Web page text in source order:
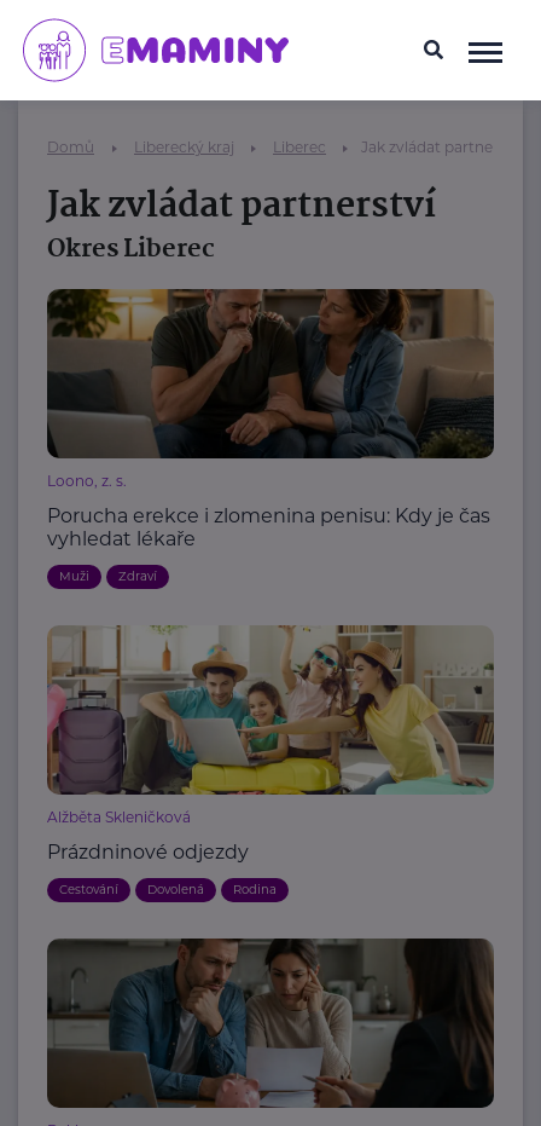
Domů Liberecký kraj Liberec Jak zvládat partnerství
Jak zvládat partnerství
Okres Liberec
Loono, z. s.
Porucha erekce i zlomenina penisu: Kdy je čas
vyhledat lékaře
Muži Zdraví
Alžběta Skleničková
Prázdninové odjezdy
Cestování Dovolená Rodina